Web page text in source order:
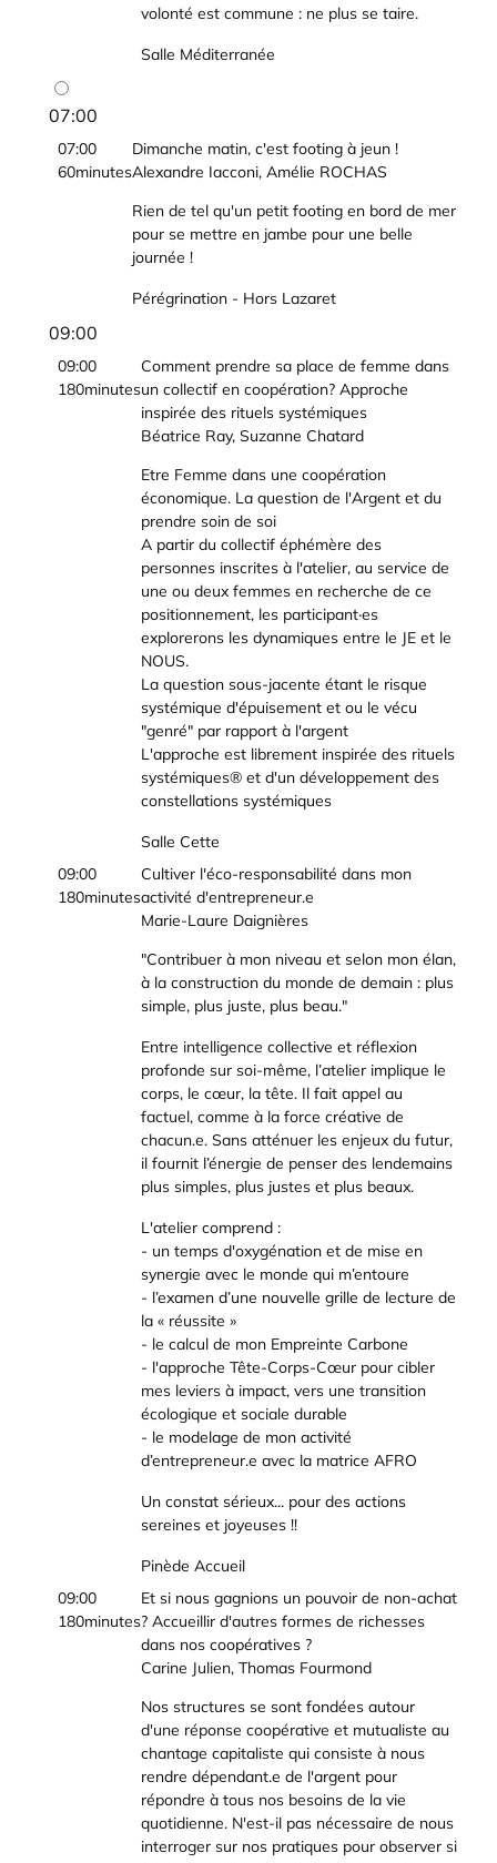
volonté est commune : ne plus se taire.
Salle Méditerranée
07:00
07:00
60minutes
Dimanche matin, c'est footing à jeun !
Alexandre Iacconi, Amélie ROCHAS
Rien de tel qu'un petit footing en bord de mer
pour se mettre en jambe pour une belle
journée !
Pérégrination - Hors Lazaret
09:00
09:00
180minutes
Comment prendre sa place de femme dans
un collectif en coopération? Approche
inspirée des rituels systémiques
Béatrice Ray, Suzanne Chatard
Etre Femme dans une coopération
économique. La question de l'Argent et du
prendre soin de soi
A partir du collectif éphémère des
personnes inscrites à l'atelier, au service de
une ou deux femmes en recherche de ce
positionnement, les participant·es
explorerons les dynamiques entre le JE et le
NOUS.
La question sous-jacente étant le risque
systémique d'épuisement et ou le vécu
"genré" par rapport à l'argent
L'approche est librement inspirée des rituels
systémiques® et d'un développement des
constellations systémiques
Salle Cette
09:00
180minutes
Cultiver l'éco-responsabilité dans mon
activité d'entrepreneur.e
Marie-Laure Daignières
"Contribuer à mon niveau et selon mon élan,
à la construction du monde de demain : plus
simple, plus juste, plus beau."
Entre intelligence collective et réflexion
profonde sur soi-même, l’atelier implique le
corps, le cœur, la tête. Il fait appel au
factuel, comme à la force créative de
chacun.e. Sans atténuer les enjeux du futur,
il fournit l’énergie de penser des lendemains
plus simples, plus justes et plus beaux.
L'atelier comprend :
- un temps d'oxygénation et de mise en
synergie avec le monde qui m’entoure
- l’examen d’une nouvelle grille de lecture de
la « réussite »
- le calcul de mon Empreinte Carbone
- l'approche Tête-Corps-Cœur pour cibler
mes leviers à impact, vers une transition
écologique et sociale durable
- le modelage de mon activité
d’entrepreneur.e avec la matrice AFRO
Un constat sérieux... pour des actions
sereines et joyeuses !!
Pinède Accueil
09:00
180minutes
Et si nous gagnions un pouvoir de non-achat
? Accueillir d'autres formes de richesses
dans nos coopératives ?
Carine Julien, Thomas Fourmond
Nos structures se sont fondées autour
d'une réponse coopérative et mutualiste au
chantage capitaliste qui consiste à nous
rendre dépendant.e de l'argent pour
répondre à tous nos besoins de la vie
quotidienne. N'est-il pas nécessaire de nous
interroger sur nos pratiques pour observer si